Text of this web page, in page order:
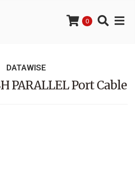
0
DATAWISE
PARALLEL Port Cable